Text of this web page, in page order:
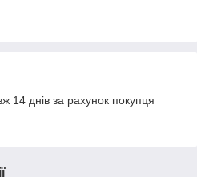
14 днів за рахунок покупця